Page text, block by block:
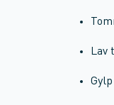
Lav